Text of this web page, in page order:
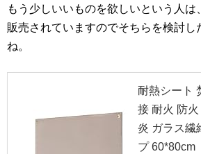
もう少しいいものを欲しいという人は
販売されていますのでそちらを検討し
ね。
耐熱シート
接 耐火 防
炎 ガラス繊
プ 60*80cm